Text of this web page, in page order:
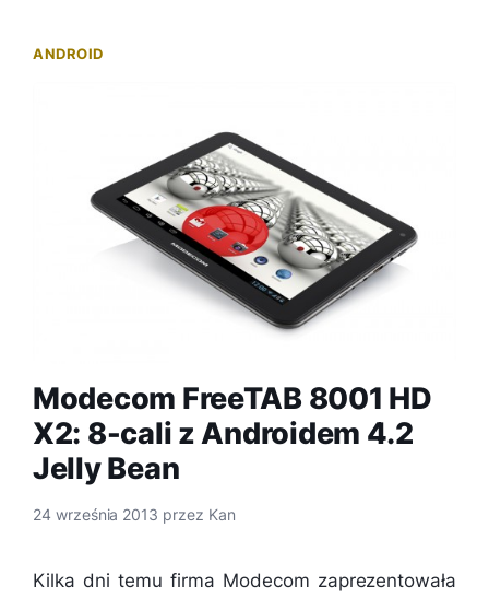
ANDROID
Modecom FreeTAB 8001 HD
X2: 8-cali z Androidem 4.2
Jelly Bean
24 września 2013 przez Kan
Kilka dni temu firma Modecom zaprezentowała